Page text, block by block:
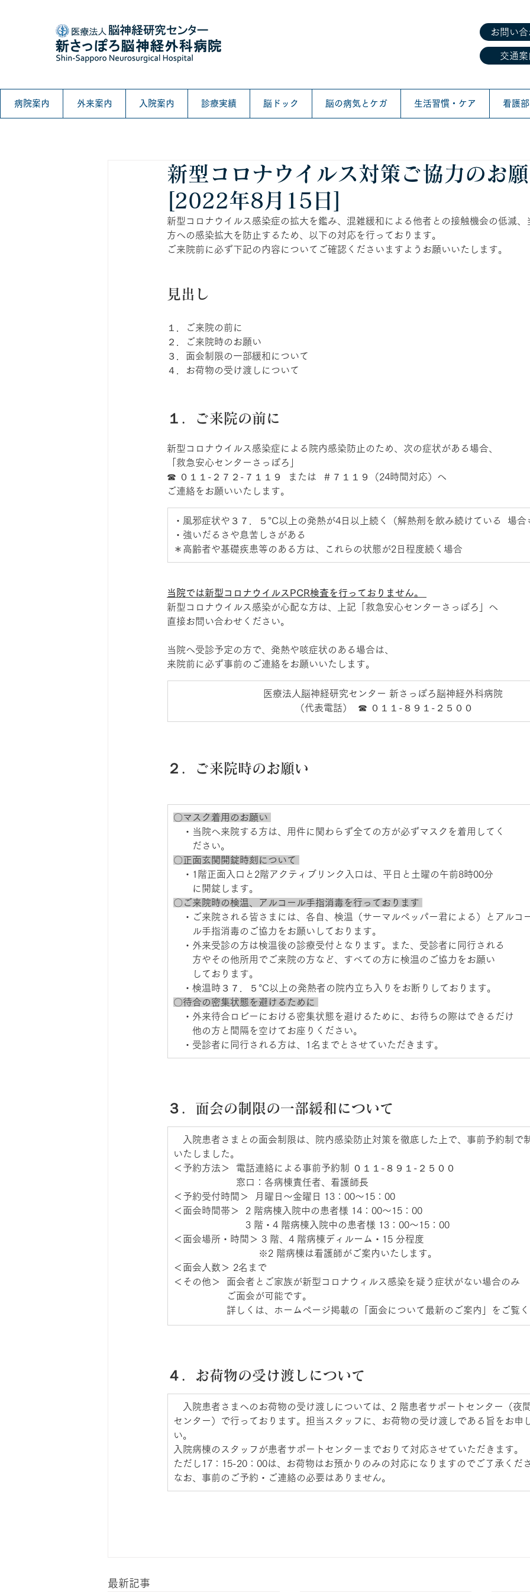
お問い
交通案
病院案内 外来案内 入院案内 診療実績 脳ドック 脳の病気とケガ 生活習慣・ケア 看護部
新型コロナウイルス対策ご協力のお
[2022年8月15日]
新型コロナウイルス感染症の拡大を鑑み、混雑緩和による他者との接触機会の低減、
方への感染拡大を防止するため、以下の対応を行っております。
ご来院前に必ず下記の内容についてご確認くださいますようお願いいたします。
見出し
１．ご来院の前に
２．ご来院時のお願い
３．面会制限の一部緩和について
４．お荷物の受け渡しについて
１．ご来院の前に
新型コロナウイルス感染症による院内感染防止のため、次の症状がある場合、
「救急安心センターさっぽろ」
☎ ０１１-２７２-７１１９  または  ＃７１１９（24時間対応）へ
ご連絡をお願いいたします。
・風邪症状や３７．５°C以上の発熱が4日以上続く（解熱剤を飲み続けている  場
・強いだるさや息苦しさがある
＊高齢者や基礎疾患等のある方は、これらの状態が2日程度続く場合
当院では新型コロナウイルスPCR検査を行っておりません。
新型コロナウイルス感染が心配な方は、上記「救急安心センターさっぽろ」へ
直接お問い合わせください。
当院へ受診予定の方で、発熱や咳症状のある場合は、
来院前に必ず事前のご連絡をお願いいたします。
​医療法人脳神経研究センター 新さっぽろ脳神経外科病院
（代表電話）  ☎ ０１１-８９１-２５００
２．ご来院時のお願い
​〇マスク着用のお願い
・当院へ来院する方は、用件に関わらず全ての方が必ずマスクを着用してく
ださい。
〇正面玄関開錠時刻について
・1階正面入口と2階アクティブリンク入口は、平日と土曜の午前8時00分
に開錠します。
〇ご来院時の検温、アルコール手指消毒を行っております
・ご来院される皆さまには、各自、検温（サーマルペッパー君による）とアルコ
ル手指消毒のご協力をお願いしております。
・外来受診の方は検温後の診療受付となります。また、受診者に同行される
方やその他所用でご来院の方など、すべての方に検温のご協力をお願い
しております。
・検温時３７．５°C以上の発熱者の院内立ち入りをお断りしております。
〇待合の密集状態を避けるために
・外来待合ロビーにおける密集状態を避けるために、お待ちの際はできるだけ
他の方と間隔を空けてお座りください。
・受診者に同行される方は、1名までとさせていただきます。
３．面会の制限の一部緩和について
　入院患者さまとの面会制限は、院内感染防止対策を徹底した上で、事前予約制で
いたしました。
＜予約方法＞  電話連絡による事前予約制 ０１１-８９１-２５００
窓口：各病棟責任者、看護師長
＜予約受付時間＞  月曜日～金曜日 13：00～15：00
＜面会時間帯＞  2 階病棟入院中の患者様 14：00～15：00
3 階・4 階病棟入院中の患者様 13：00～15：00
＜面会場所・時間＞ 3 階、4 階病棟ディルーム・15 分程度
※2 階病棟は看護師がご案内いたします。
＜面会人数＞ 2名まで
＜その他＞  面会者とご家族が新型コロナウィルス感染を疑う症状がない場合のみ
ご面会が可能です。
詳しくは、ホームページ掲載の「面会について最新のご案内」をご覧く
４．お荷物の受け渡しについて
　入院患者さまへのお荷物の受け渡しについては、2 階患者サポートセンター（夜
センター）で行っております。担当スタッフに、お荷物の受け渡しである旨をお申
い。
入院病棟のスタッフが患者サポートセンターまでおりて対応させていただきます。
ただし17：15-20：00は、お荷物はお預かりのみの対応になりますのでご了承くだ
なお、事前のご予約・ご連絡の必要はありません。
最新記事